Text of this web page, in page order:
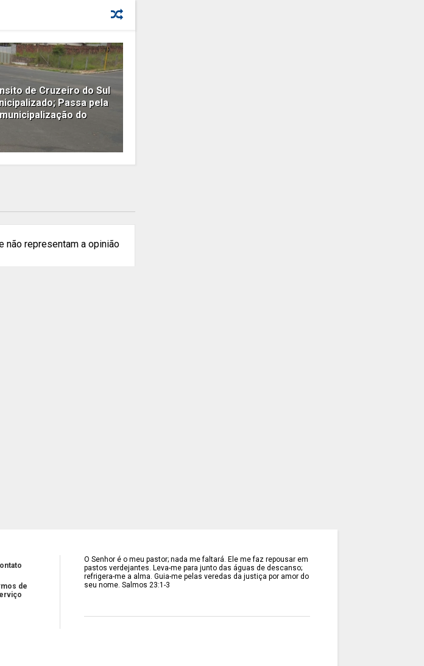
de Cruzeiro do Sul
Passa pela
do
não representam a opinião
de
O Senhor é o meu pastor; nada me faltará. Ele me faz repousar em
pastos verdejantes. Leva-me para junto das águas de descanso;
refrigera-me a alma. Guia-me pelas veredas da justiça por amor do
seu nome. Salmos 23:1-3